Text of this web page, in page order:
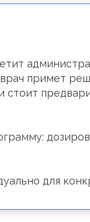
примет
стоит
для